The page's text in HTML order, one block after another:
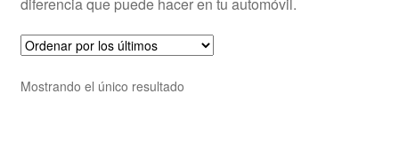
Mostrando el único resultado